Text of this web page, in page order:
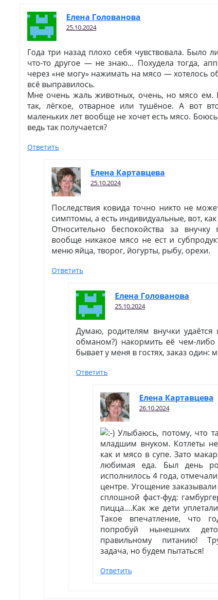
Елена Голованова
25.10.2024
Года три назад плохо себя чувствовала. Было
что-то другое — не знаю… Похудела тогда,
через «не могу» нажимать на мясо — хотелось
всё выправилось.
Мне очень жаль животных, очень, но мясо ем.
так, лёгкое, отварное или тушёное. А вот
маленьких лет вообще не хочет есть мясо.
ведь так получается?
Ответить
Елена Картавцева
25.10.2024
Последствия ковида точно никто не
симптомы, а есть индивидуальные, вот, как
Относительно беспокойства за
вообще никакое мясо не ест и
меню яйца, творог, йогурты, рыбу, орехи.
Ответить
Елена Голованова
25.10.2024
Думаю, родителям внучки
обманом?) накормить её чем-
бывает у меня в гостях, заказ один:
Ответить
Елена Картавцева
26.10.2024
Улыбаюсь, потому, что
младшим внуком. Котлеты
как и мясо в супе. Зато
любимая еда. Был день
исполнилось 4 года,
центре. Угощение
сплошной фаст-фуд:
пицца….Как же дети
Такое впечатление, что
попробуй нынешних
правильному питанию!
задача, но будем пытаться!
Ответить